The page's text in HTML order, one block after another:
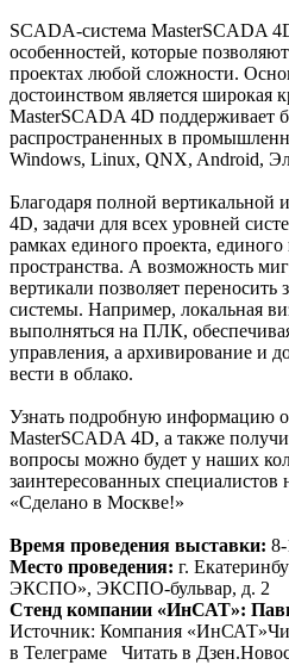
SCADA-система MasterSCADA
особенностей, которые
проектах любой сложности.
достоинством является широкая
MasterSCADA 4D поддерживает
распространенных в
Windows, Linux, QNX, Android,
Благодаря полной вертикальной
4D, задачи для всех уровней
рамках единого проекта,
пространства. А возможность
вертикали позволяет
системы. Например, локальная
выполняться на ПЛК,
управления, а архивирование и
вести в облако.
Узнать подробную информацию
MasterSCADA 4D, а также
вопросы можно будет у наших
заинтересованных специалистов
«Сделано в Москве!»
Время проведения выставки:
Место проведения: г.
ЭКСПО», ЭКСПО-бульвар, д. 2
Стенд компании «ИнСАТ»:
Источник: Компания
в Телеграме Читать в